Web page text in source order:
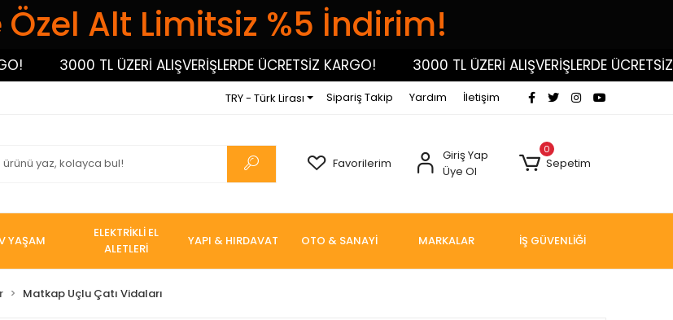
Özel Alt Limitsiz %5 İndirim!
3000 TL ÜZERİ ALIŞVERİŞLERDE ÜCRETSİZ KARGO! 3000 TL ÜZERİ ALIŞVERİŞLERDE ÜCRETSİZ
TRY - Türk Lirası Sipariş Takip Yardım İletişim
Favorilerim
Giriş Yap
Üye Ol
0
Sepetim
YAŞAM
ELEKTRİKLİ EL
ALETLERİ
YAPI & HIRDAVAT OTO & SANAYİ MARKALAR İŞ GÜVENLİĞİ
Matkap Uçlu Çatı Vidaları